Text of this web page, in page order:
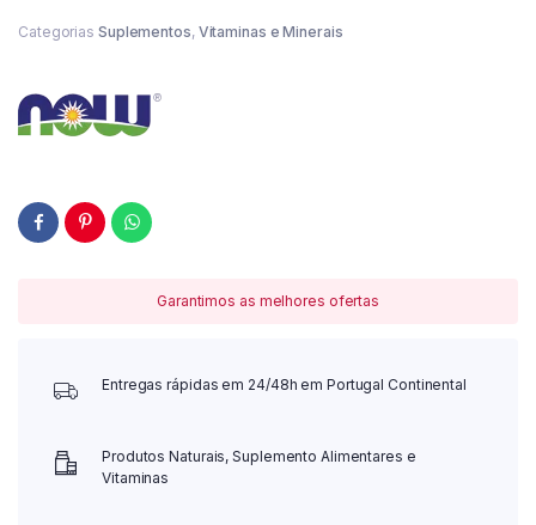
Categorias Suplementos, Vitaminas e Minerais
Garantimos as melhores ofertas
Entregas rápidas em 24/48h em Portugal Continental
Produtos Naturais, Suplemento Alimentares e
Vitaminas